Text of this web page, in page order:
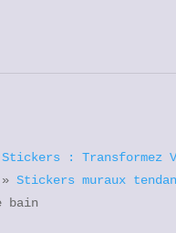
Stickers : Transformez
»Stickers muraux
bain